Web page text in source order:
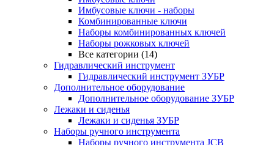
Имбусовые ключи - наборы
Комбинированные ключи
Наборы комбинированных ключей
Наборы рожковых ключей
Все категории (14)
Гидравлический инструмент
Гидравлический инструмент ЗУБР
Дополнительное оборудование
Дополнительное оборудование ЗУБР
Лежаки и сиденья
Лежаки и сиденья ЗУБР
Наборы ручного инструмента
Наборы ручного инструмента JCB